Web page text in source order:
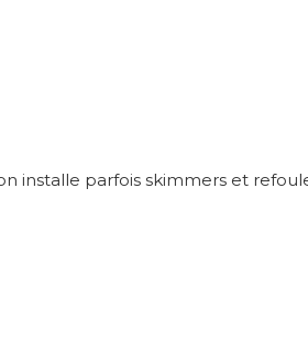
installe parfois skimmers et